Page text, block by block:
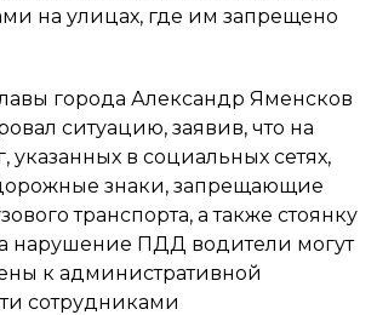
на улицах, где им запрещено
города Александр Яменсков
ситуацию, заявив, что на
указанных в социальных сетях,
знаки, запрещающие
транспорта, а также стоянку
нарушение ПДД водители могут
к административной
сотрудниками